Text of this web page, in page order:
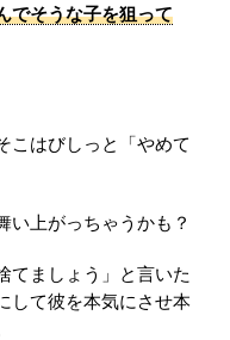
でそうな子を狙って
こはびしっと「やめて
い上がっちゃうかも？
てましょう」と言いた
して彼を本気にさせ本